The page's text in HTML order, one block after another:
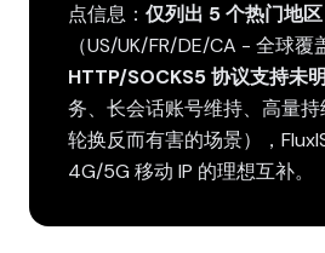
点信息： 仅列出 5 个热门地区
（US/UK/FR/DE/CA - 全球
HTTP/SOCKS5 协议支持未
务、长会话账号维持、高量持
轮换反而有害的场景），
4G/5G 移动 IP 的理想互补。